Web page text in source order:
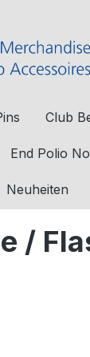
Club
End Polio
Neuheiten
/